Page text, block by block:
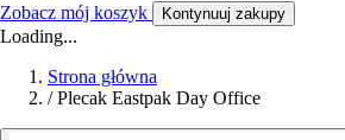
Zobacz mój koszyk Kontynuuj zakupy
Loading...
Strona główna
/ Plecak Eastpak Day Office